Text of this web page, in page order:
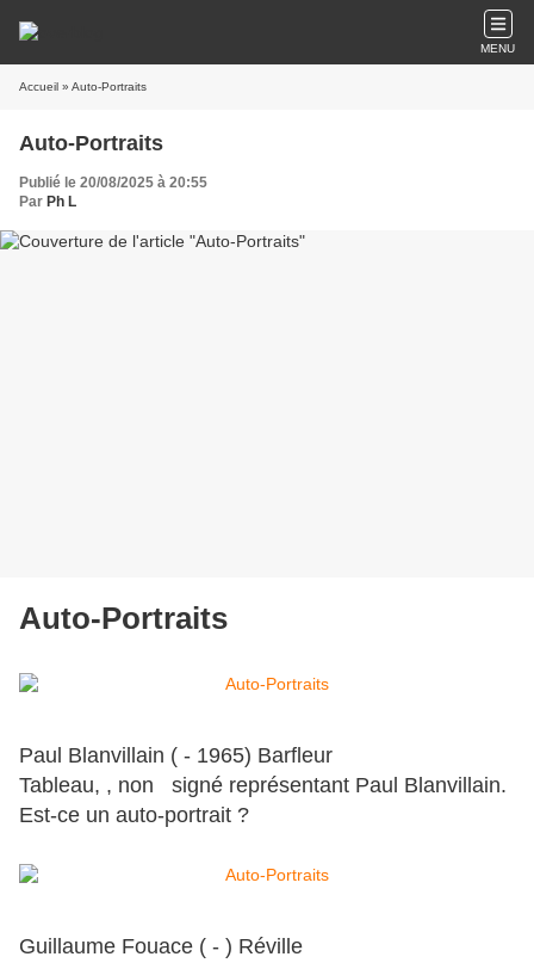
MENU
Accueil » Auto-Portraits
Auto-Portraits
Publié le 20/08/2025 à 20:55
Par Ph L
Auto-Portraits
Paul Blanvillain ( - 1965) Barfleur
Tableau, , non signé représentant Paul Blanvillain.
Est-ce un auto-portrait ?
Guillaume Fouace ( - ) Réville